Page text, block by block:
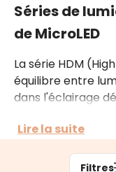
Séries de
de MicroLED
La série HDM
équilibre entre
dans l'éclairage
elle crée des
et des stalactites
Lire la suite
Filtres